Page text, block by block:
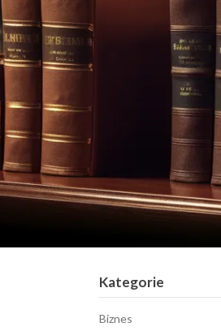
Kategorie
Biznes